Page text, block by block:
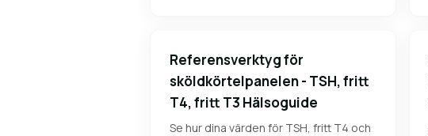
Referensverktyg för
sköldkörtelpanelen - TSH, fritt
T4, fritt T3 Hälsoguide
Se hur dina värden för TSH, fritt T4 och